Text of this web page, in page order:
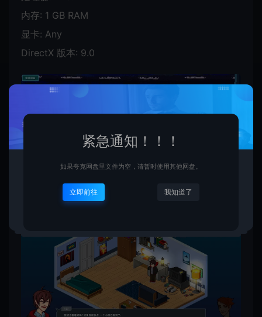
内存: 1 GB RAM
显卡: Any
DirectX 版本: 9.0
紧急通知！！！
如果夸克网盘里文件为空，请暂时使用其他网盘。
立即前往 我知道了